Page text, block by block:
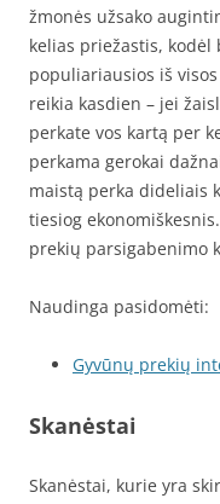
žmonės užsako
kelias priežastis,
populiariausios iš
reikia kasdien – jei
perkate vos kartą per
perkama gerokai
maistą perka dideliais
tiesiog
prekių parsigabenimo
Naudinga pasidomėti:
Gyvūnų prekių
Skanėstai
Skanėstai, kurie yra